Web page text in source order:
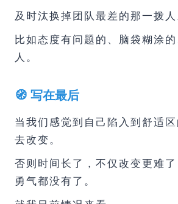
及时汰换掉团队最差的那一拨人
比如态度有问题的、脑袋糊涂
人。
🧭 写在最后
当我们感觉到自己陷入到舒适
去改变。
否则时间长了，不仅改变更难
勇气都没有了。